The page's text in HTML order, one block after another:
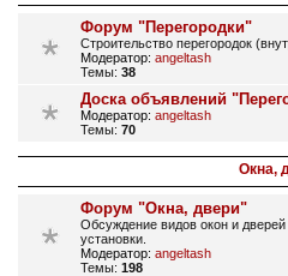
Форум "Перегородки"
Строительство перегородок
Модератор: angeltash
Темы: 38
Доска объявлений
Модератор: angeltash
Темы: 70
Окна,
Форум "Окна, двери"
Обсуждение видов окон и
установки.
Модератор: angeltash
Темы: 198